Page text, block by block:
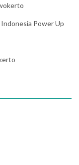
Power Up